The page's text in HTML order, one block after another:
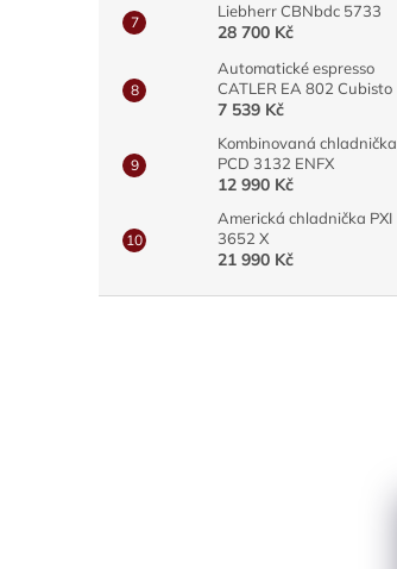
Liebherr CBNbdc 5733
28 700 Kč
Automatické espresso
CATLER EA 802 Cubisto
7 539 Kč
Kombinovaná chladnička
PCD 3132 ENFX
12 990 Kč
Americká chladnička PXI
3652 X
21 990 Kč